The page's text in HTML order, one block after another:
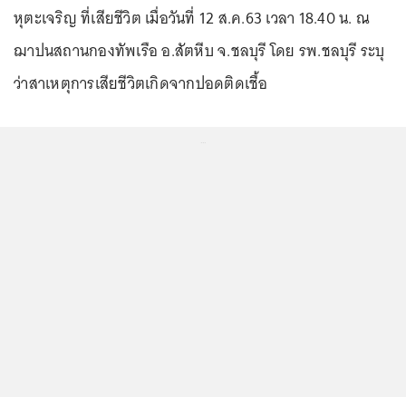
หุตะเจริญ ที่เสียชีวิต เมื่อวันที่ 12 ส.ค.63 เวลา 18.40 น. ณ
ฌาปนสถานกองทัพเรือ อ.สัตหีบ จ.ชลบุรี โดย รพ.ชลบุรี ระบุ
ว่าสาเหตุการเสียชีวิตเกิดจากปอดติดเชื้อ